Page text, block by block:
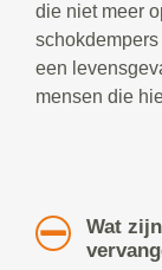
die niet meer
een
mensen die
Wat